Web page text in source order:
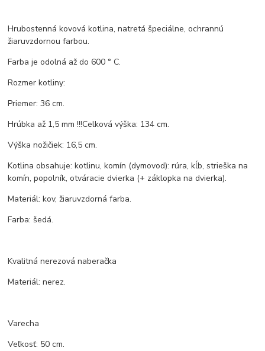
Hrubostenná kovová kotlina, natretá špeciálne, ochrannú
žiaruvzdornou farbou.
Farba je odolná až do 600 ° C.
Rozmer kotliny:
Priemer: 36 cm.
Hrúbka až 1,5 mm !!!Celková výška: 134 cm.
Výška nožičiek: 16,5 cm.
Kotlina obsahuje: kotlinu, komín (dymovod): rúra, kĺb, strieška na
komín, popolník, otváracie dvierka (+ záklopka na dvierka).
Materiál: kov, žiaruvzdorná farba.
Farba: šedá.
Kvalitná nerezová naberačka
Materiál: nerez.
Varecha
Veľkosť: 50 cm.